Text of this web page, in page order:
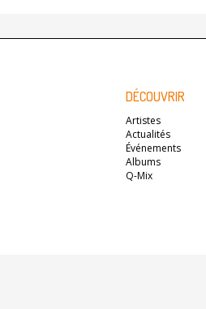
DÉCOUVRIR
Artistes
Actualités
Événements
Albums
Q-Mix